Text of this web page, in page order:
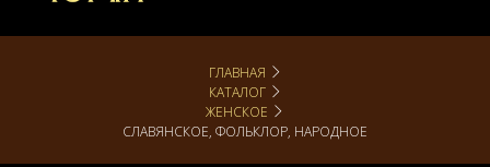
ГЛАВНАЯ
КАТАЛОГ
ЖЕНСКОЕ
СЛАВЯНСКОЕ, ФОЛЬКЛОР, НАРОДНОЕ